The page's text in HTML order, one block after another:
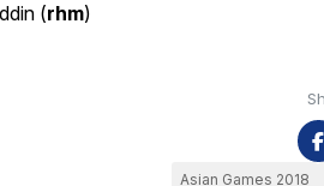
(rhm)
Asian Games 2018